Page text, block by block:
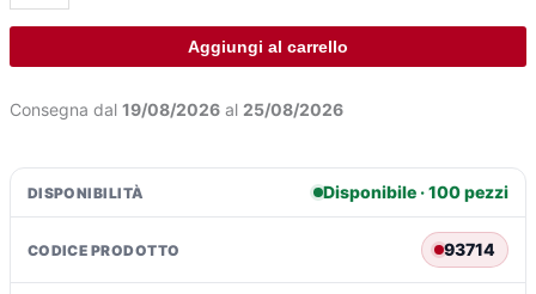
ERA:
€27,82.
90
quantità
Aggiungi al carrello
Consegna dal 19/08/2026al 25/08/2026
DISPONIBILITÀ Disponibile · 100 pezzi
CODICE PRODOTTO 93714